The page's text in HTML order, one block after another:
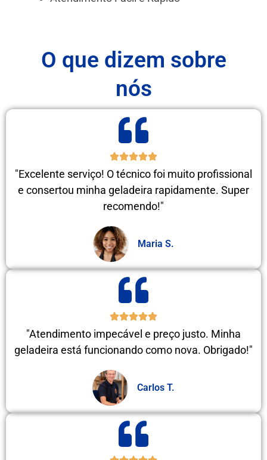
O que dizem sobre
nós
"Excelente serviço! O técnico foi muito profissional
e consertou minha geladeira rapidamente. Super
recomendo!"
Maria S.
"Atendimento impecável e preço justo. Minha
geladeira está funcionando como nova. Obrigado!"
Carlos T.